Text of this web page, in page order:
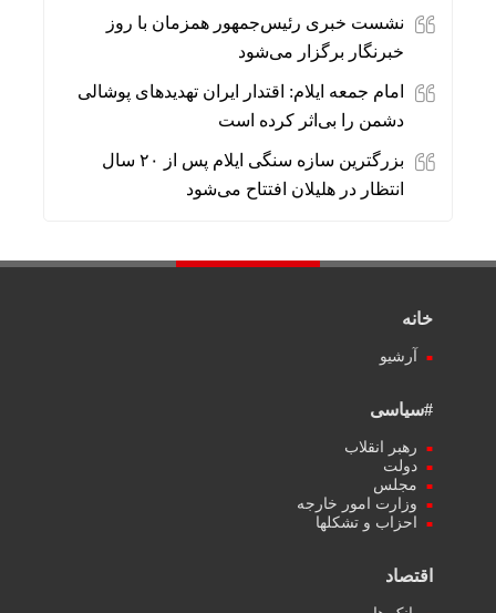
نشست خبری رئیس‌جمهور همزمان با روز
خبرنگار برگزار می‌شود
امام جمعه ایلام: اقتدار ایران تهدیدهای پوشالی
دشمن را بی‌اثر کرده است
بزرگترین سازه سنگی ایلام پس از ۲۰ سال
انتظار در هلیلان افتتاح می‌شود
خانه
آرشیو
#سیاسی
رهبر انقلاب
دولت
مجلس
وزارت امور خارجه
احزاب و تشکلها
اقتصاد